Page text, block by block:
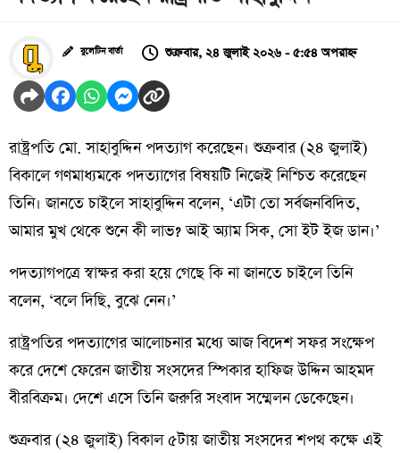
বুলেটিন বার্তা শুক্রবার, ২৪ জুলাই ২০২৬ - ৫:৫৪ অপরাহ্ন
রাষ্ট্রপতি মো. সাহাবুদ্দিন পদত্যাগ করেছেন। শুক্রবার (২৪ জুলাই)
বিকালে গণমাধ্যমকে পদত্যাগের বিষয়টি নিজেই নিশ্চিত করেছেন
তিনি। জানতে চাইলে সাহাবুদ্দিন বলেন, ‘এটা তো সর্বজনবিদিত,
আমার মুখ থেকে শুনে কী লাভ? আই অ্যাম সিক, সো ইট ইজ ডান।’
পদত্যাগপত্রে স্বাক্ষর করা হয়ে গেছে কি না জানতে চাইলে তিনি
বলেন, ‘বলে দিছি, বুঝে নেন।’
রাষ্ট্রপতির পদত্যাগের আলোচনার মধ্যে আজ বিদেশ সফর সংক্ষেপ
করে দেশে ফেরেন জাতীয় সংসদের স্পিকার হাফিজ উদ্দিন আহমদ
বীরবিক্রম। দেশে এসে তিনি জরুরি সংবাদ সম্মেলন ডেকেছেন।
শুক্রবার (২৪ জুলাই) বিকাল ৫টায় জাতীয় সংসদের শপথ কক্ষে এই